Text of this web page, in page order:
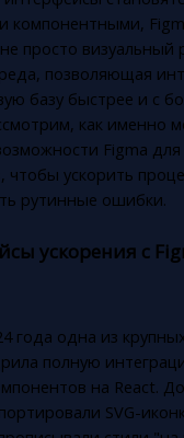
компонентными,
просто визуальный
позволяющая
базу быстрее и с
как именно
Figma для
чтобы ускорить
рутинные ошибки.
ускорения с
года одна из
полную
на React.
SVG-